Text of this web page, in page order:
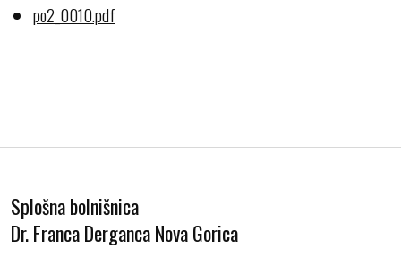
po2_0010.pdf
Splošna bolnišnica
Dr. Franca Derganca Nova Gorica